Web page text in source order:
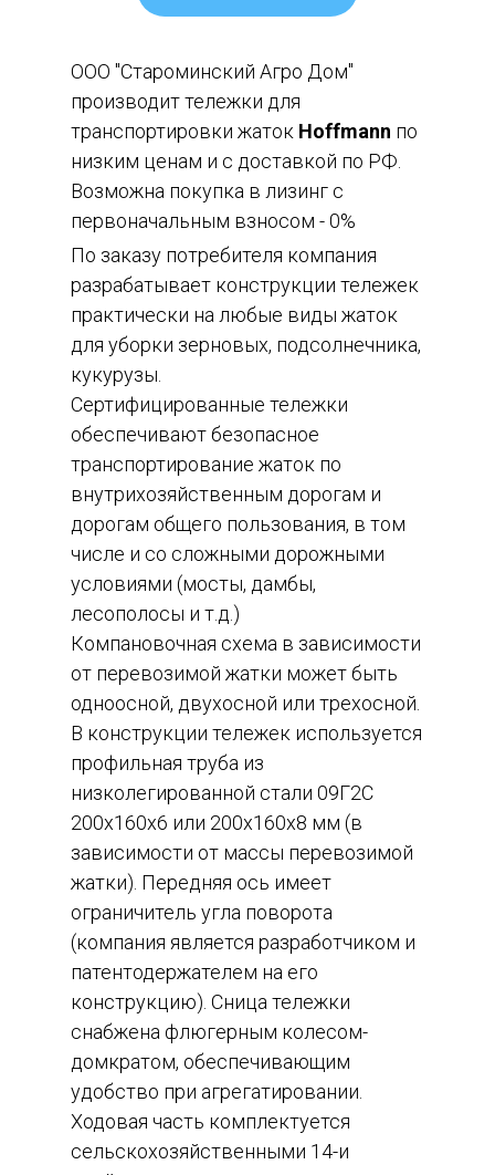
По заказу потребителя компания
разрабатывает конструкции тележек
практически на любые виды жаток
для уборки зерновых, подсолнечника,
кукурузы.
Сертифицированные тележки
обеспечивают безопасное
транспортирование жаток по
внутрихозяйственным дорогам и
дорогам общего пользования, в том
числе и со сложными дорожными
условиями (мосты, дамбы,
лесополосы и т.д.)
Компановочная схема в зависимости
от перевозимой жатки может быть
одноосной, двухосной или трехосной.
В конструкции тележек используется
профильная труба из
низколегированной стали 09Г2С
200х160х6 или 200х160х8 мм (в
зависимости от массы перевозимой
жатки). Передняя ось имеет
ограничитель угла поворота
(компания является разработчиком и
патентодержателем на его
конструкцию). Сница тележки
снабжена флюгерным колесом-
домкратом, обеспечивающим
удобство при агрегатировании.
Ходовая часть комплектуется
сельскохозяйственными 14-и
ООО "Староминский Агро Дом"
производит тележки для
транспортировки жаток Hoffmann по
низким ценам и с доставкой по РФ.
Возможна покупка в лизинг с
первоначальным взносом - 0%